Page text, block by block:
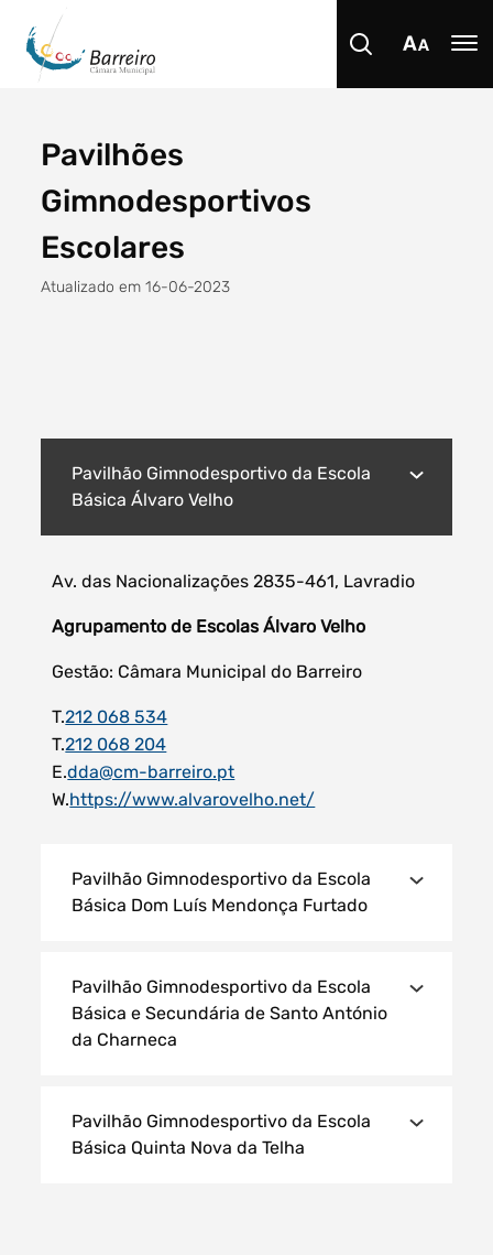
Procurar
Filtro dos anos
data
Pavilhões
Gimnodesportivos
Escolares
Atualizado em 16-06-2023
Pavilhão Gimnodesportivo da Escola
Básica Álvaro Velho
Av. das Nacionalizações 2835-461, Lavradio
Agrupamento de Escolas Álvaro Velho
Gestão: Câmara Municipal do Barreiro
T.212 068 534
T.212 068 204
E.dda@cm-barreiro.pt
W.https://www.alvarovelho.net/
Pavilhão Gimnodesportivo da Escola
Básica Dom Luís Mendonça Furtado
Pavilhão Gimnodesportivo da Escola
Básica e Secundária de Santo António
da Charneca
Pavilhão Gimnodesportivo da Escola
Básica Quinta Nova da Telha